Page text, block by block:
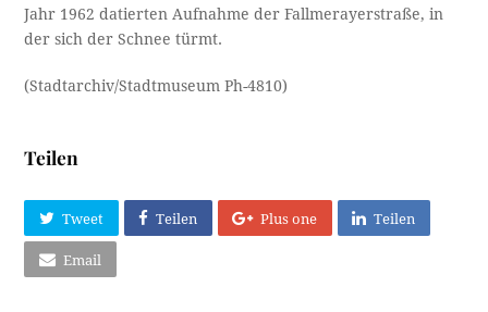
Jahr 1962 datierten Aufnahme der Fallmerayerstraße, in
der sich der Schnee türmt.
(Stadtarchiv/Stadtmuseum Ph-4810)
Teilen
Tweet Teilen Plus one Teilen
Email